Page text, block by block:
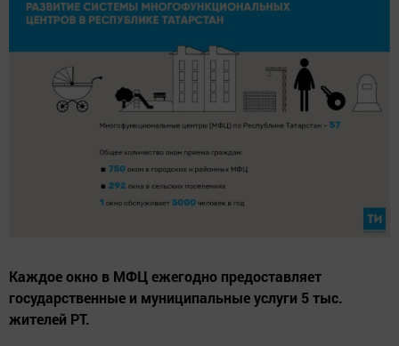
Каждое окно в МФЦ ежегодно предоставляет
государственные и муниципальные услуги 5 тыс.
жителей РТ.